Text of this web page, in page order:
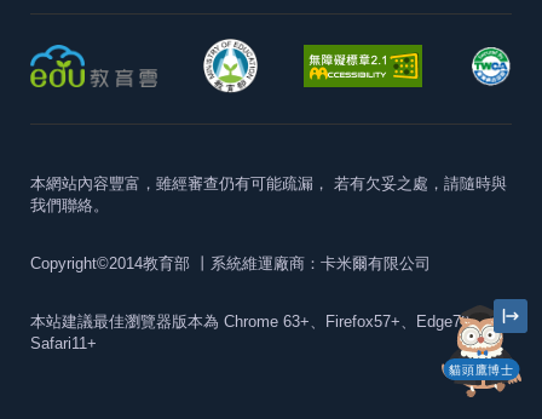
貓頭鷹博士
本網站內容豐富，雖經審查仍有可能疏漏， 若有欠妥之處，請隨時與
我們聯絡。
Copyright©2014教育部 丨系統維運廠商：卡米爾有限公司
本站建議最佳瀏覽器版本為 Chrome 63+、Firefox57+、Edge79+及
Safari11+